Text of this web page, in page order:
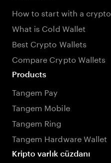
How to start with a crypto
What is Cold Wallet
Best Crypto Wallets
Compare Crypto Wallets
Products
Tangem Pay
Tangem Mobile
Tangem Ring
Tangem Hardware Wallet
Kripto varlık cüzdanı